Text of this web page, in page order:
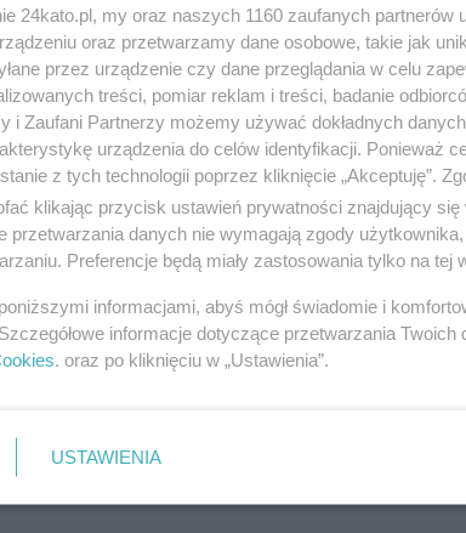
24kato.pl, my oraz naszych 1160 zaufanych
oraz przetwarzamy dane osobowe, takie jak
przez urządzenie czy dane przeglądania w celu
treści, pomiar reklam i treści, badanie
i Zaufani Partnerzy możemy używać dokładnych
urządzenia do celów identyfikacji. Ponieważ
z tych technologii poprzez kliknięcie „Akceptuję”.
klikając przycisk ustawień prywatności znajdujący
przetwarzania danych nie wymagają zgody
Preferencje będą miały zastosowania tylko na tej
informacjami, abyś mógł świadomie i
informacje dotyczące przetwarzania
. oraz po kliknięciu w „Ustawienia”.
USTAWIENIA